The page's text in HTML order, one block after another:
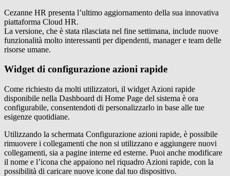
Cezanne HR presenta l’ultimo aggiornamento della sua innovativa
piattaforma Cloud HR.
La versione, che è stata rilasciata nel fine settimana, include nuove
funzionalità molto interessanti per dipendenti, manager e team delle
risorse umane.
Widget di configurazione azioni rapide
Come richiesto da molti utilizzatori, il widget Azioni rapide
disponibile nella Dashboard di Home Page del sistema è ora
configurabile, consentendoti di personalizzarlo in base alle tue
esigenze quotidiane.
Utilizzando la schermata Configurazione azioni rapide, è possibile
rimuovere i collegamenti che non si utilizzano e aggiungere nuovi
collegamenti, sia a pagine interne ed esterne. Puoi anche modificare
il nome e l’icona che appaiono nel riquadro Azioni rapide, con la
possibilità di caricare nuove icone dal tuo dispositivo.